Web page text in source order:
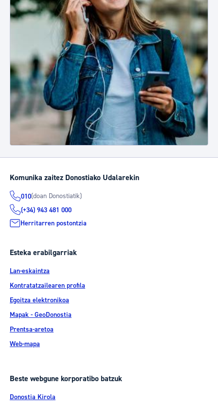
Komunika zaitez Donostiako Udalarekin
010(doan Donostiatik)
(+34) 943 481 000
Herritarren postontzia
Esteka erabilgarriak
Lan-eskaintza
Kontratatzailearen profila
Egoitza elektronikoa
Mapak - GeoDonostia
Prentsa-aretoa
Web-mapa
Beste webgune korporatibo batzuk
Donostia Kirola